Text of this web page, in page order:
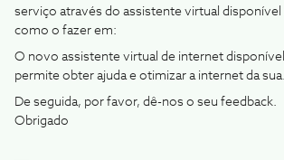
serviço através do assistente virtual disponível
como o fazer em:
O novo assistente virtual de internet
permite obter ajuda e otimizar a internet da sua.
De seguida, por favor, dê-nos o seu feedback.
Obrigado